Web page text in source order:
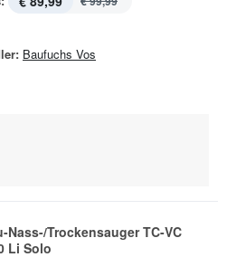
Baufuchs Vos
Nass-/Trockensauger TC-VC
Li Solo